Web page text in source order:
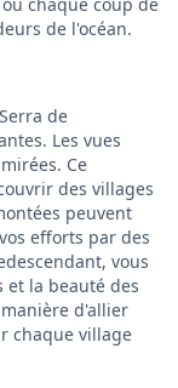
de l'océan.
de
Les vues
Ce
des villages
peuvent
efforts par des
vous
la beauté des
d'allier
chaque village